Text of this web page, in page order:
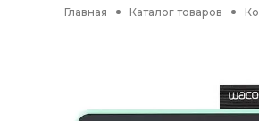
Главная Каталог товаров